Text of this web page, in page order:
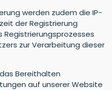
werden zudem die IP-
der Registrierung
Registrierungsprozesses
zur Verarbeitung dieser
Bereithalten
auf unserer Website